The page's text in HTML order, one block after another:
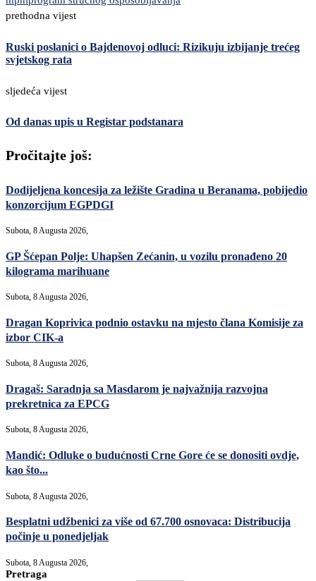
prethodna vijest
Ruski poslanici o Bajdenovoj odluci: Rizikuju izbijanje trećeg
svjetskog rata
sljedeća vijest
Od danas upis u Registar podstanara
Pročitajte još:
Dodijeljena koncesija za ležište Gradina u Beranama, pobijedio
konzorcijum EGPDGI
Subota, 8 Augusta 2026,
GP Šćepan Polje: Uhapšen Zećanin, u vozilu pronađeno 20
kilograma marihuane
Subota, 8 Augusta 2026,
Dragan Koprivica podnio ostavku na mjesto člana Komisije za
izbor CIK-a
Subota, 8 Augusta 2026,
Dragaš: Saradnja sa Masdarom je najvažnija razvojna
prekretnica za EPCG
Subota, 8 Augusta 2026,
Mandić: Odluke o budućnosti Crne Gore će se donositi ovdje,
kao što...
Subota, 8 Augusta 2026,
Besplatni udžbenici za više od 67.700 osnovaca: Distribucija
počinje u ponedjeljak
Subota, 8 Augusta 2026,
Pretraga